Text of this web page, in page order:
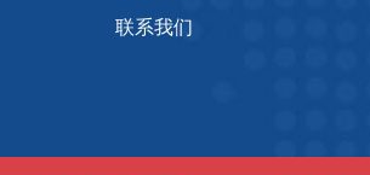
联系我们